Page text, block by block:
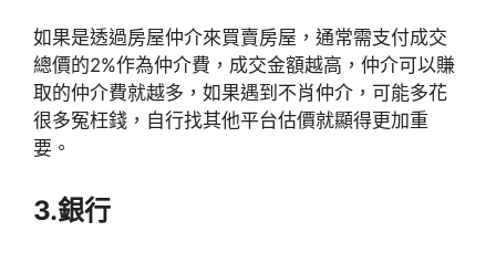
如果是透過房屋仲介來買賣房屋，通常需支付成交
總價的2%作為仲介費，成交金額越高，仲介可以賺
取的仲介費就越多，如果遇到不肖仲介，可能多花
很多冤枉錢，自行找其他平台估價就顯得更加重
要。
3.銀行